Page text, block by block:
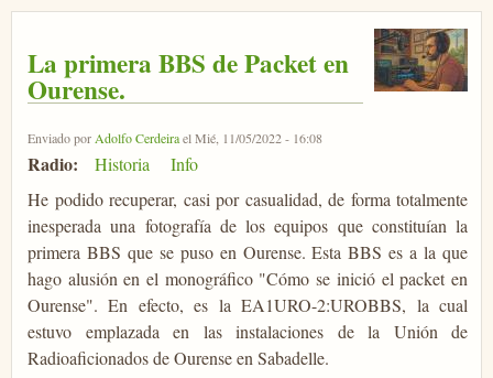
La primera BBS de Packet en
Ourense.
Enviado porAdolfo Cerdeirael Mié, 11/05/2022 - 16:08
Radio: Historia
Info
He podido recuperar, casi por casualidad, de forma totalmente
inesperada una fotografía de los equipos que constituían la
primera BBS que se puso en Ourense. Esta BBS es a la que
hago alusión en el monográfico "Cómo se inició el packet en
Ourense". En efecto, es la EA1URO-2:UROBBS, la cual
estuvo emplazada en las instalaciones de la Unión de
Radioaficionados de Ourense en Sabadelle.